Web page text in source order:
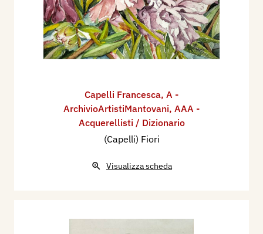
Capelli Francesca, A -
ArchivioArtistiMantovani, AAA -
Acquerellisti / Dizionario
(Capelli) Fiori
Visualizza scheda